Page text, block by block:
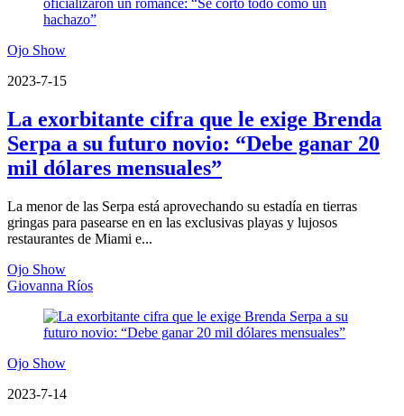
Ojo Show
2023-7-15
La exorbitante cifra que le exige Brenda
Serpa a su futuro novio: “Debe ganar 20
mil dólares mensuales”
La menor de las Serpa está aprovechando su estadía en tierras
gringas para pasearse en en las exclusivas playas y lujosos
restaurantes de Miami e...
Ojo Show
Giovanna Ríos
Ojo Show
2023-7-14